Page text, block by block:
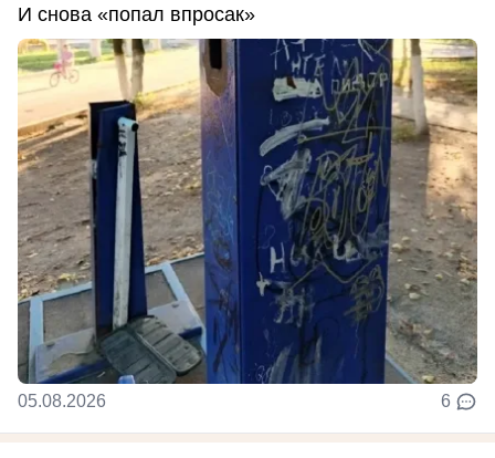
И снова «попал впросак»
05.08.2026 6